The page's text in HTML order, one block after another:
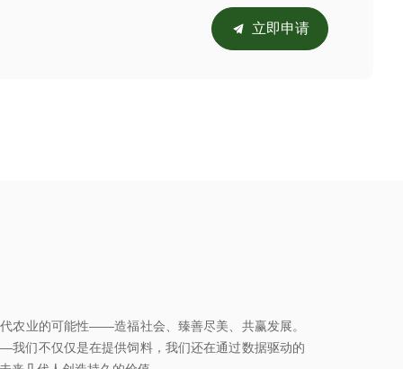
끔 立即申请
农业的可能性——造福社会、臻善尽美、共赢发展。
们不仅仅是在提供饲料，我们还在通过数据驱动的